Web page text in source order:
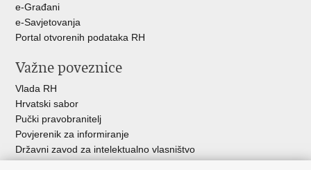
e-Građani
e-Savjetovanja
Portal otvorenih podataka RH
Važne poveznice
Vlada RH
Hrvatski sabor
Pučki pravobranitelj
Povjerenik za informiranje
Državni zavod za intelektualno vlasništvo